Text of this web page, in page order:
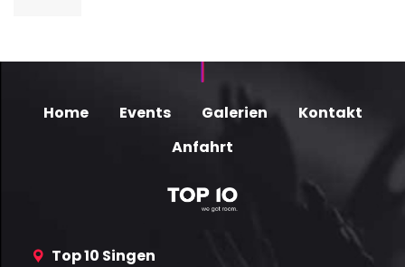
Home Events Galerien
Kontakt
Anfahrt
Top 10 Singen